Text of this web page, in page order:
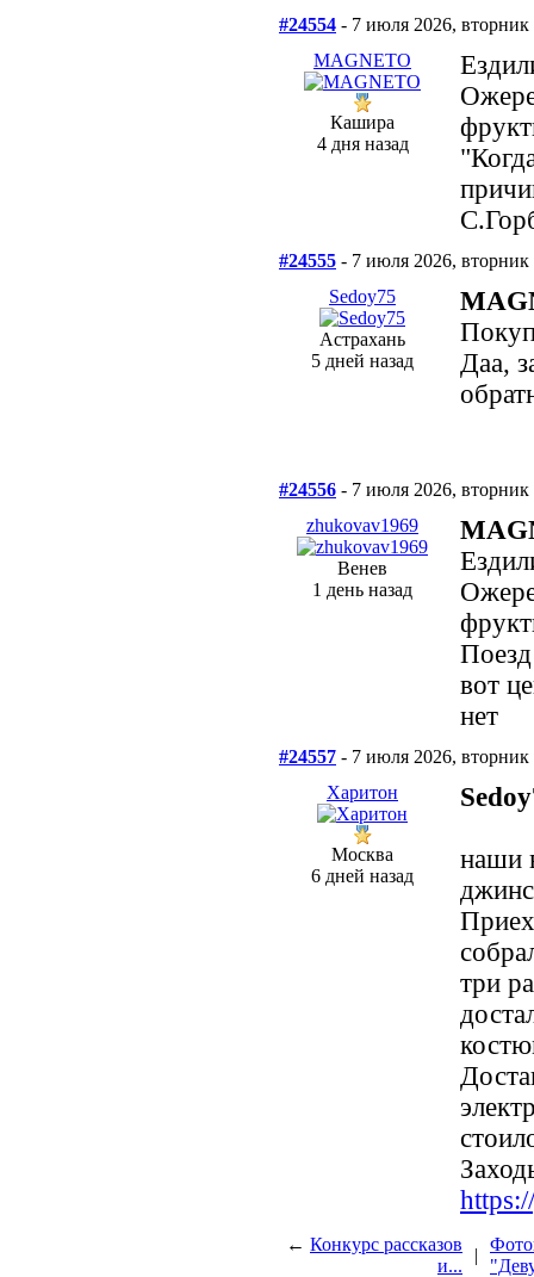
#24554 - 7 июля 2026, вторник
MAGNETO
Кашира
4 дня назад
#24555 - 7 июля 2026, вторник
Sedoy75
Астрахань
5 дней назад
Даа,
#24556 - 7 июля 2026, вторник
zhukovav1969
Венев
1 день назад
вот
нет
#24557 - 7 июля 2026, вторник
Харитон
Москва
6 дней назад
наши
три
← Конкурс рассказов
и...
|